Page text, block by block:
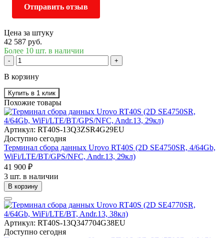
Отправить отзыв
Цена за штуку
42 587 руб.
Более 10 шт. в наличии
- +
В корзину
Купить в 1 клик
Похожие товары
Артикул: RT40S-13Q3ZSR4G29EU
Доступно сегодня
Терминал сбора данных Urovo RT40S (2D SE4750SR, 4/64Gb,
WiFi/LTE/BT/GPS/NFC, Andr.13, 29кл)
41 900 ₽
3 шт. в наличии
В корзину
Артикул: RT40S-13Q347704G38EU
Доступно сегодня